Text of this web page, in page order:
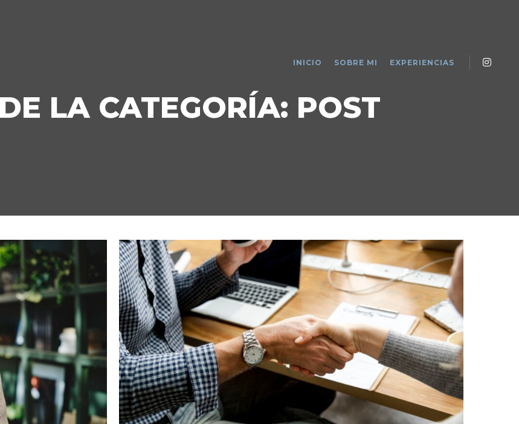
INICIO SOBRE MI EXPERIENCIAS
LA CATEGORÍA: POST